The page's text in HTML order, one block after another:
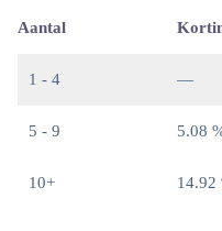
Aantal
1 - 4 —
5 - 9 5.08
10+ 14.92